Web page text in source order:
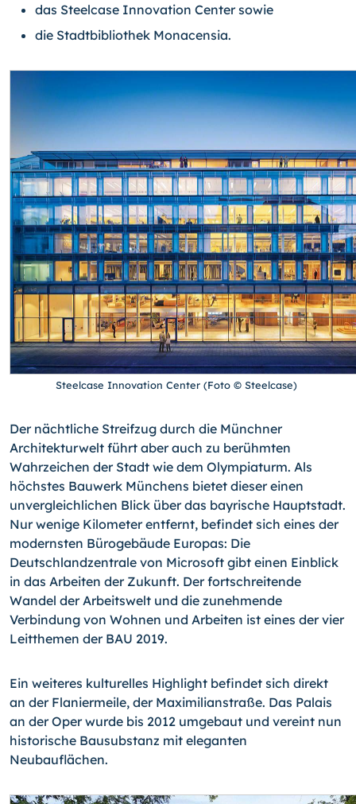
das Steelcase Innovation Center sowie
die Stadtbibliothek Monacensia.
Steelcase Innovation Center (Foto © Steelcase)
Der nächtliche Streifzug durch die Münchner
Architekturwelt führt aber auch zu berühmten
Wahrzeichen der Stadt wie dem Olympiaturm. Als
höchstes Bauwerk Münchens bietet dieser einen
unvergleichlichen Blick über das bayrische Hauptstadt.
Nur wenige Kilometer entfernt, befindet sich eines der
modernsten Bürogebäude Europas: Die
Deutschlandzentrale von Microsoft gibt einen Einblick
in das Arbeiten der Zukunft. Der fortschreitende
Wandel der Arbeitswelt und die zunehmende
Verbindung von Wohnen und Arbeiten ist eines der vier
Leitthemen der BAU 2019.
Ein weiteres kulturelles Highlight befindet sich direkt
an der Flaniermeile, der Maximilianstraße. Das Palais
an der Oper wurde bis 2012 umgebaut und vereint nun
historische Bausubstanz mit eleganten
Neubauflächen.